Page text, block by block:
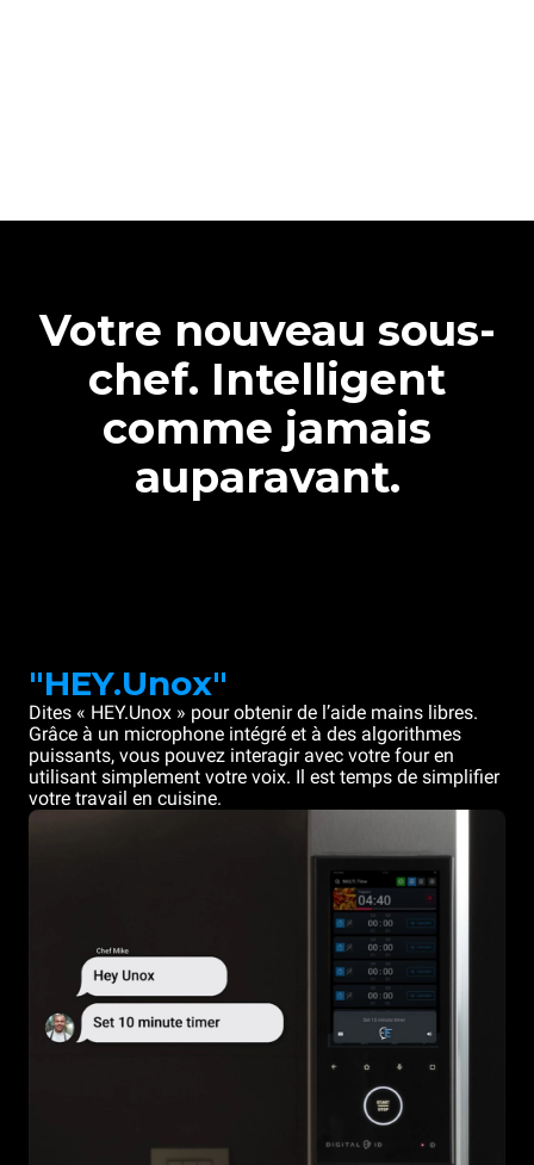
Votre nouveau sous-
chef. Intelligent
comme jamais
auparavant.
"HEY.Unox"
Dites « HEY.Unox » pour obtenir de l’aide mains libres.
Grâce à un microphone intégré et à des algorithmes
puissants, vous pouvez interagir avec votre four en
utilisant simplement votre voix. Il est temps de simplifier
votre travail en cuisine.